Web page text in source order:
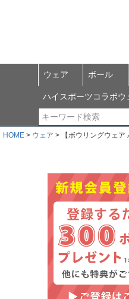
ウェア ボール
ハイスポーツコラボウ
HOME ウェア 【ボウリングウェ